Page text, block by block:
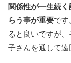
関係性が一生続
らう事が重要です
ると良いですが
子さんを通して遠